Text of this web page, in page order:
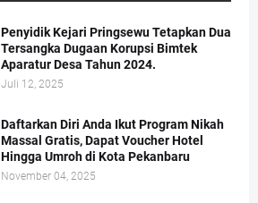
Penyidik Kejari Pringsewu Tetapkan Dua
Tersangka Dugaan Korupsi Bimtek
Aparatur Desa Tahun 2024.
Juli 12, 2025
Daftarkan Diri Anda Ikut Program Nikah
Massal Gratis, Dapat Voucher Hotel
Hingga Umroh di Kota Pekanbaru
November 04, 2025